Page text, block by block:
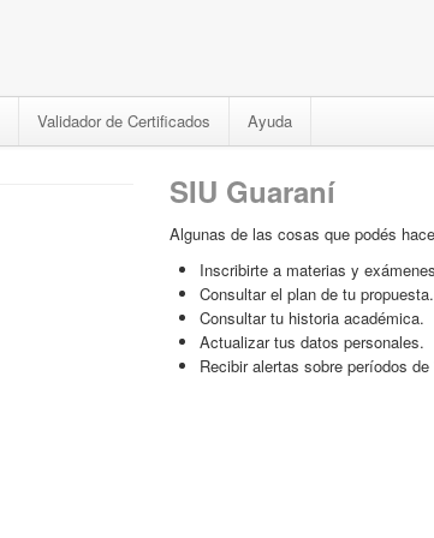
Validador de Certificados Ayuda
SIU Guaraní
Algunas de las cosas que podés
Inscribirte a materias y
Consultar el plan de tu propuesta.
Consultar tu historia académica.
Actualizar tus datos personales.
Recibir alertas sobre períodos